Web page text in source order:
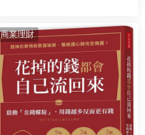
商業理財